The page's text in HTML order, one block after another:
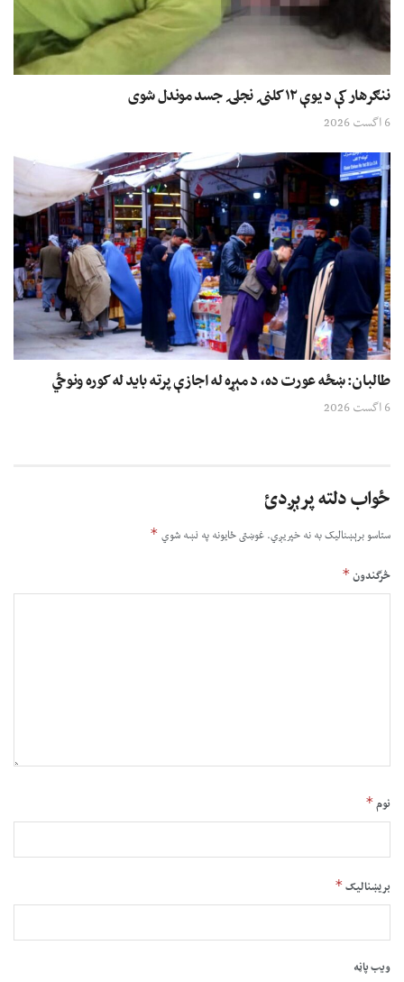
ننګرهار کې د یوې ۱۲ کلنۍ نجلۍ جسد موندل شوی
6 اگست 2026
طالبان: ښځه عورت ده، د مېړه له اجازې پرته باید له کوره ونوځي
6 اگست 2026
ځواب دلته پرېږدئ
ستاسو برېښناليک به نه خپريږي.غوښتى ځایونه په نښه شوي *
څرگندون*
نوم*
بریښنالیک*
ویب پاڼه